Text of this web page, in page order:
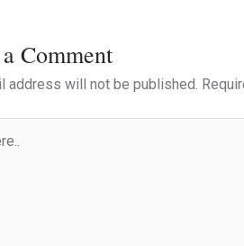
Comment
address will not be published.